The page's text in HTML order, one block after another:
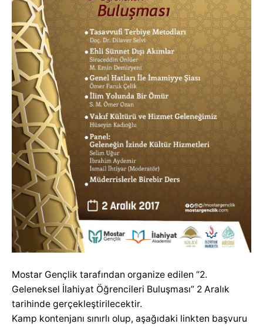
Mostar Gençlik tarafından organize edilen “2.
Geleneksel İlahiyat Öğrencileri Buluşması” 2 Aralık
tarihinde gerçekleştirilecektir.
Kamp kontenjanı sınırlı olup, aşağıdaki linkten başvuru